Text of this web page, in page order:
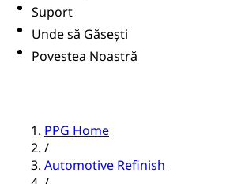
Suport
Unde să Găsești
Povestea Noastră
PPG Home
/
Automotive Refinish